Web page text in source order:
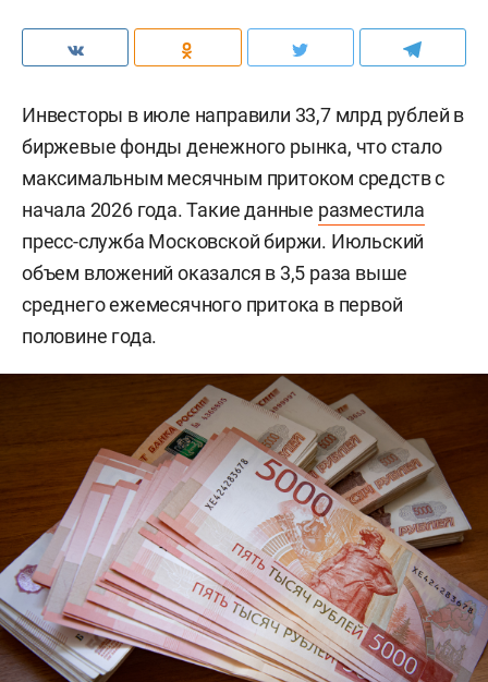
Инвесторы в июле направили 33,7 млрд рублей в
биржевые фонды денежного рынка, что стало
максимальным месячным притоком средств с
начала 2026 года. Такие данные разместила
пресс-служба Московской биржи. Июльский
объем вложений оказался в 3,5 раза выше
среднего ежемесячного притока в первой
половине года.